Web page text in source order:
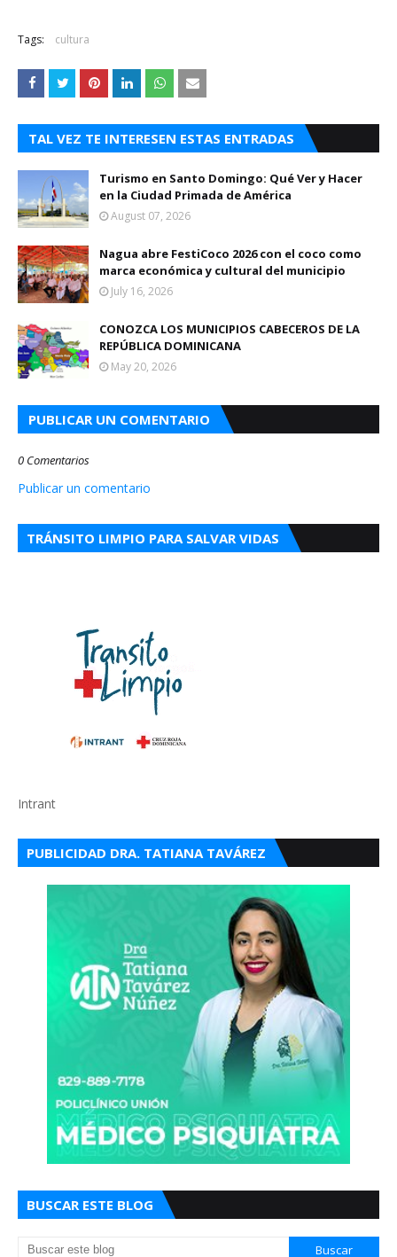
Tags: cultura
TAL VEZ TE INTERESEN ESTAS ENTRADAS
Turismo en Santo Domingo: Qué Ver y Hacer
en la Ciudad Primada de América
August 07, 2026
Nagua abre FestiCoco 2026 con el coco como
marca económica y cultural del municipio
July 16, 2026
CONOZCA LOS MUNICIPIOS CABECEROS DE LA
REPÚBLICA DOMINICANA
May 20, 2026
PUBLICAR UN COMENTARIO
0 Comentarios
Publicar un comentario
TRÁNSITO LIMPIO PARA SALVAR VIDAS
Intrant
PUBLICIDAD DRA. TATIANA TAVÁREZ
BUSCAR ESTE BLOG